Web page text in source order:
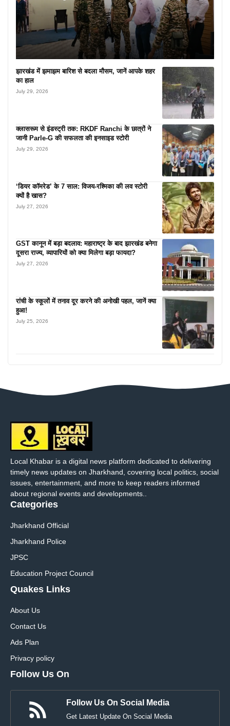
झारखंड में झमाझम बारिश से बदला मौसम, जानें आपके शहर
का हाल
July 29, 2026
क्लासरूम से इंडस्ट्री तक: RKDF Ranchi के छात्रों ने
जानी Parle-G की सफलता की इनसाइड स्टोरी
July 29, 2026
‘डियर कॉमरेड’ के 7 साल: विजय-रश्मिका की लव स्टोरी
क्यों है खास?
July 27, 2026
GST कानून में बड़ा बदलाव: महाराष्ट्र के बाद झारखंड बनेगा
दूसरा राज्य, व्यापारियों को क्या मिलेगा बड़ा फायदा?
July 27, 2026
रांची के स्कूलों में तनाव दूर करने की अनोखी पहल, जानें क्या
हुआ!
July 25, 2026
Local Khabar is a digital news platform dedicated to delivering
timely news updates on Jharkhand, covering local politics, social
issues, entertainment, and more to keep readers informed
about regional events and developments..
Categories
Jharkhand Official
Jharkhand Police
JPSC
Education Project Council
Quakes Links
About Us
Contact Us
Ads Plan
Privacy policy
Follow Us On
Follow Us On Social Media
Get Latest Update On Social Media